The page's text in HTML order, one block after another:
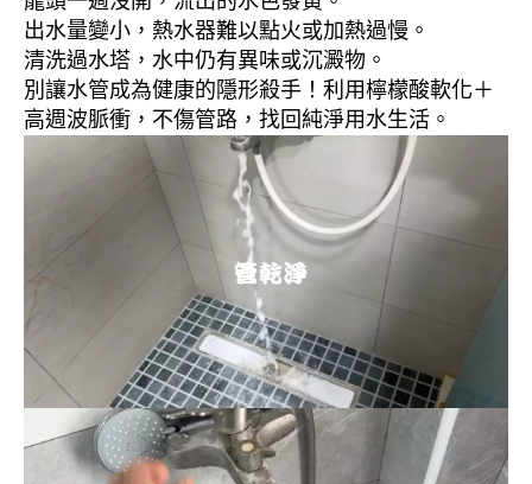
出水量變小，熱水器難以點火或加熱過慢。
清洗過水塔，水中仍有異味或沉澱物。
別讓水管成為健康的隱形殺手！利用檸檬酸軟化＋
高週波脈衝，不傷管路，找回純淨用水生活。